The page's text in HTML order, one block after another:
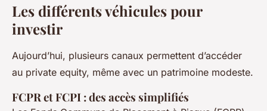
Les différents véhicules pour
investir
Aujourd’hui, plusieurs canaux permettent d’accéder
au private equity, même avec un patrimoine modeste.
FCPR et FCPI : des accès simplifiés